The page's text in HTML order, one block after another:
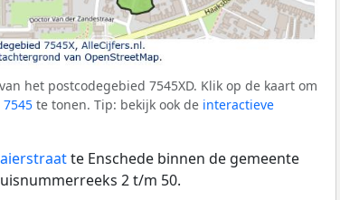
het postcodegebied 7545XD. Klik op de kaart om
te tonen. Tip: bekijk ook de interactieve
te Enschede binnen de gemeente
2 t/m 50.